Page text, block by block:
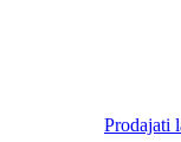
Prodajati